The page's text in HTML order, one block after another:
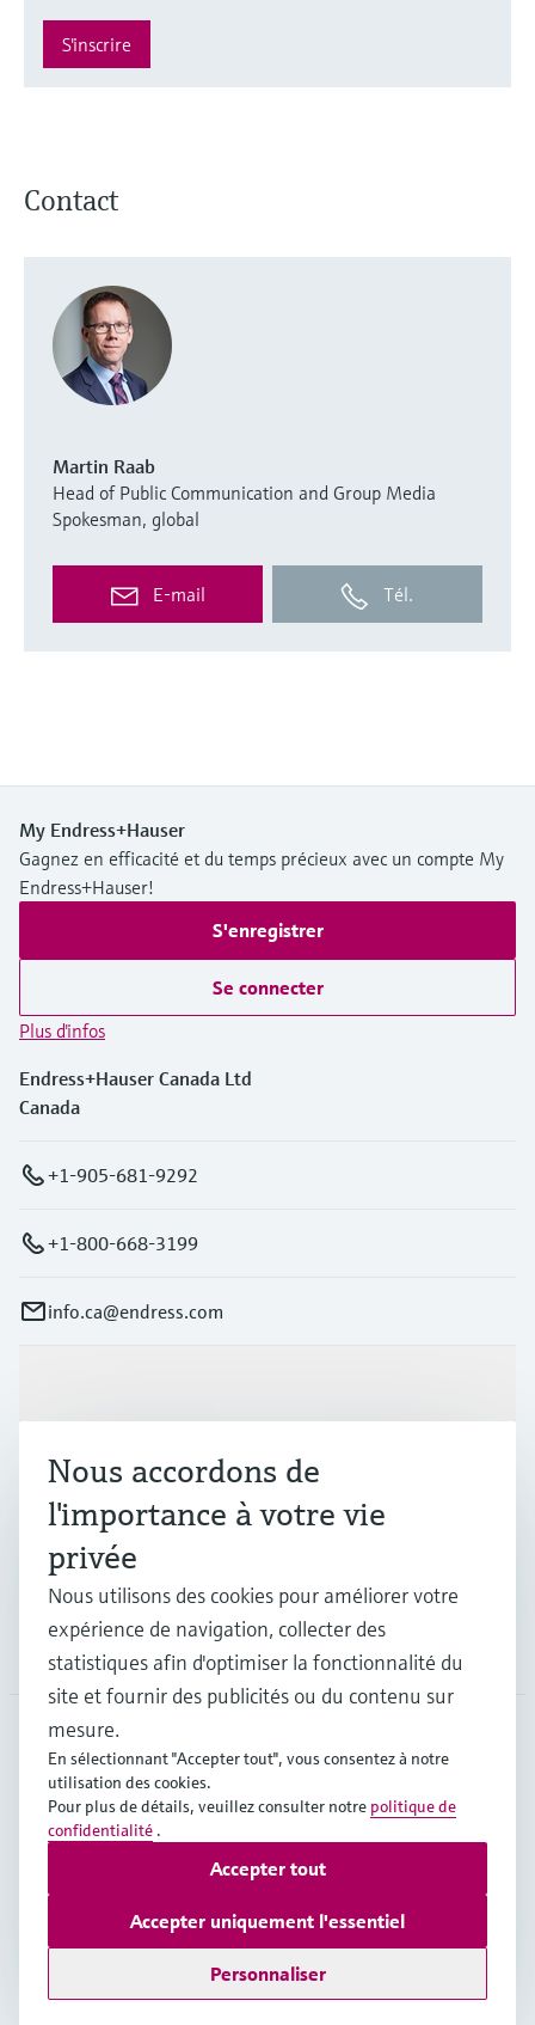
S'inscrire
Contact
Martin Raab
Head of Public Communication and Group Media
Spokesman, global
E-mail Tél.
My Endress+Hauser
Gagnez en efficacité et du temps précieux avec un compte My
Endress+Hauser!
S'enregistrer
Se connecter
Plus d'infos
Endress+Hauser Canada Ltd
Canada
+1-905-681-9292
+1-800-668-3199
info.ca@endress.com
Industries
Support
Société
CAN•Français
Conditions d'utilisation
Politique de protection des données
Conditions générales de vente
Nous accordons de
l'importance à votre vie
privée
Nous utilisons des cookies pour améliorer votre
expérience de navigation, collecter des
statistiques afin d'optimiser la fonctionnalité du
site et fournir des publicités ou du contenu sur
mesure.
En sélectionnant "Accepter tout", vous consentez à notre
utilisation des cookies.
Pour plus de détails, veuillez consulter notre politique de
confidentialité .
Personnaliser
Accepter uniquement l'essentiel
Accepter tout